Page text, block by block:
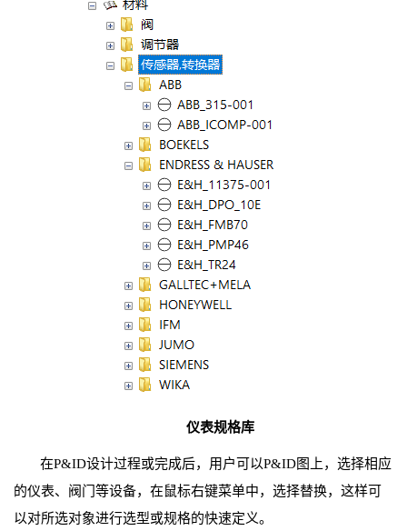
仪表规格库
在P&ID设计过程或完成后，用户可以P&ID图上，选择相应
的仪表、阀门等设备，在鼠标右键菜单中，选择替换，这样可
以对所选对象进行选型或规格的快速定义。